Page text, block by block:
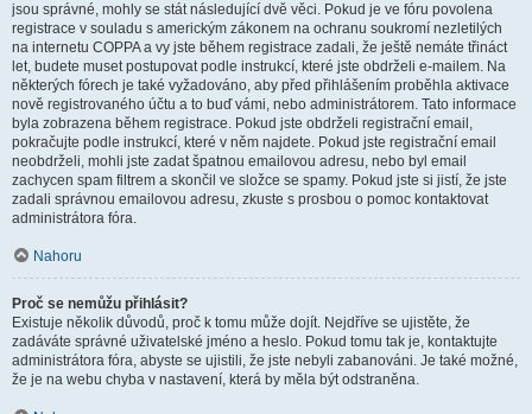
jsou správné, mohly se stát následující dvě věci. Pokud je ve fóru povolena
registrace v souladu s americkým zákonem na ochranu soukromí nezletilých
na internetu COPPA a vy jste během registrace zadali, že ještě nemáte třináct
let, budete muset postupovat podle instrukcí, které jste obdrželi e-mailem. Na
některých fórech je také vyžadováno, aby před přihlášením proběhla aktivace
nově registrovaného účtu a to buď vámi, nebo administrátorem. Tato informace
byla zobrazena během registrace. Pokud jste obdrželi registrační email,
pokračujte podle instrukcí, které v něm najdete. Pokud jste registrační email
neobdrželi, mohli jste zadat špatnou emailovou adresu, nebo byl email
zachycen spam filtrem a skončil ve složce se spamy. Pokud jste si jistí, že jste
zadali správnou emailovou adresu, zkuste s prosbou o pomoc kontaktovat
administrátora fóra.
Nahoru
Proč se nemůžu přihlásit?
Existuje několik důvodů, proč k tomu může dojít. Nejdříve se ujistěte, že
zadáváte správné uživatelské jméno a heslo. Pokud tomu tak je, kontaktujte
administrátora fóra, abyste se ujistili, že jste nebyli zabanováni. Je také možné,
že je na webu chyba v nastavení, která by měla být odstraněna.